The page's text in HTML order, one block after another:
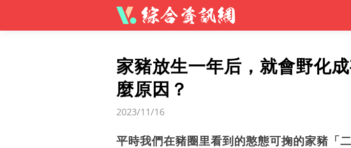
家豬放生一年后，就會野化
麼原因？
2023/11/16
平時我們在豬圈里看到的憨態可掬的家豬「